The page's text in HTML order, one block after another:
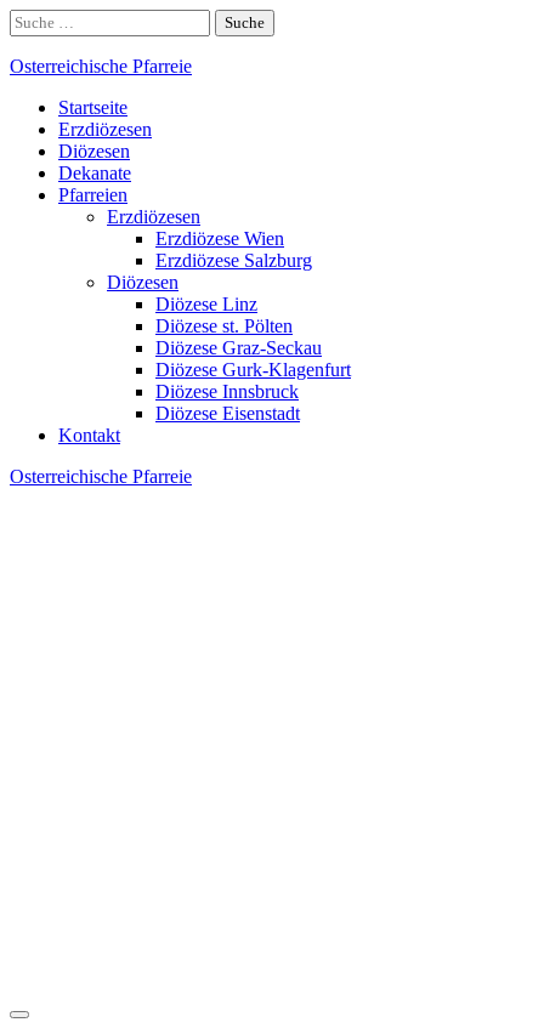
Skip
to
content
Suche
nach:
Osterreichische Pfarreie
Startseite
Erzdiözesen
Diözesen
Dekanate
Pfarreien
Erzdiözesen
Erzdiözese Wien
Erzdiözese Salzburg
Diözesen
Diözese Linz
Diözese st. Pölten
Diözese Graz-Seckau
Diözese Gurk-Klagenfurt
Diözese Innsbruck
Diözese Eisenstadt
Kontakt
Osterreichische Pfarreie